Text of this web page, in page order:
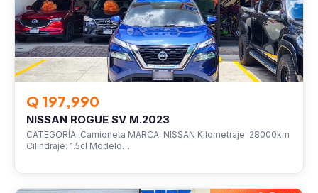
Q 197,990
NISSAN ROGUE SV M.2023
CATEGORÍA: Camioneta MARCA: NISSAN Kilometraje: 28000km
Cilindraje: 1.5cl Modelo…